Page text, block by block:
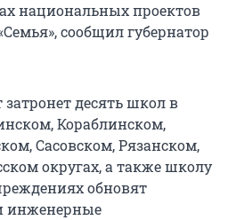
национальных проектов
сообщил губернатор
десять школ в
Кораблинском,
Сасовском, Рязанском,
округах, а также школу
обновят
инженерные